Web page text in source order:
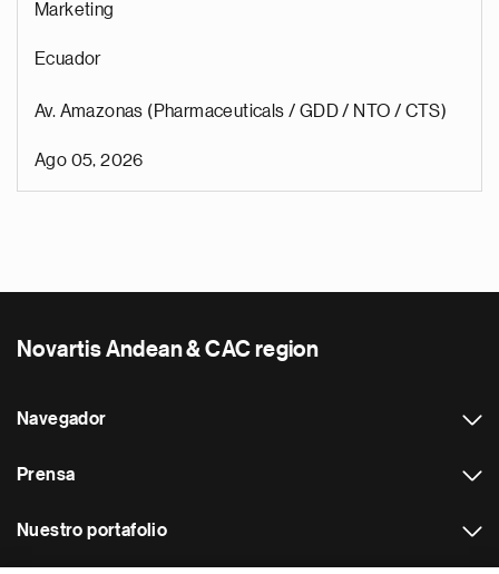
Marketing
Ecuador
Av. Amazonas (Pharmaceuticals / GDD / NTO / CTS)
Ago 05, 2026
Novartis Andean & CAC region
Navegador
Prensa
Nuestro portafolio